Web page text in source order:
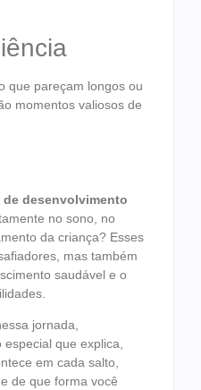
que pareçam longos ou
momentos valiosos de
desenvolvimento
no sono, no
da criança? Esses
mas também
saudável e o
jornada,
que explica,
em cada salto,
de que forma você